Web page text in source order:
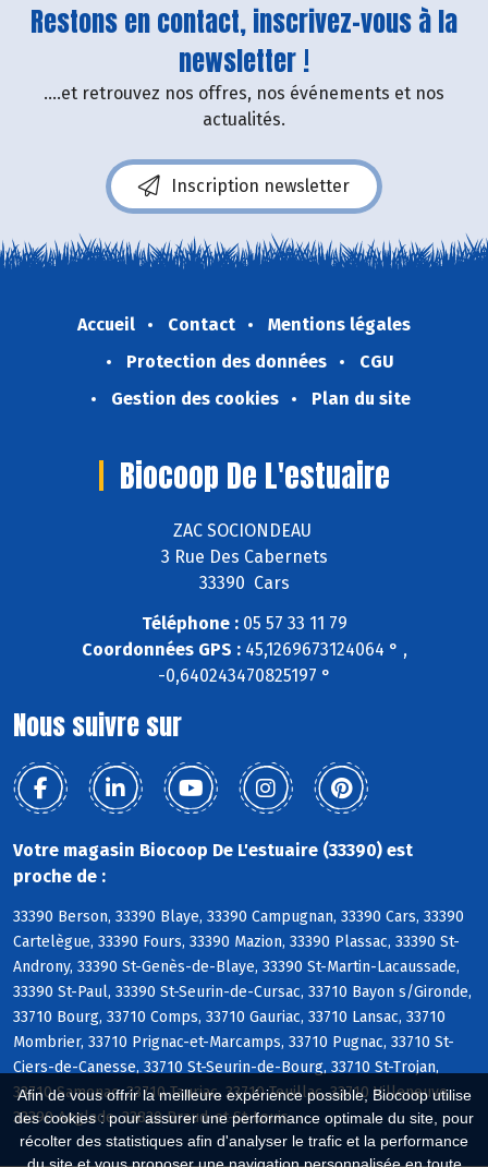
Afin de vous offrir la meilleure expérience possible, Biocoop utilise
des cookies : pour assurer une performance optimale du site, pour
récolter des statistiques afin d'analyser le trafic et la performance
Restons en contact, inscrivez-vous à la
newsletter !
....et retrouvez nos offres, nos événements et nos
actualités.
Inscription newsletter
Accueil Contact
Mentions légales
Protection des données
CGU
Gestion des cookies
Plan du site
Biocoop De L'estuaire
ZAC SOCIONDEAU
3 Rue Des Cabernets
33390 Cars
Téléphone :05 57 33 11 79
Coordonnées GPS :45,1269673124064 ° ,
-0,640243470825197 °
Nous suivre sur
Votre magasin Biocoop De L'estuaire (33390) est
proche de :
33390 Berson, 33390 Blaye, 33390 Campugnan, 33390 Cars, 33390
Cartelègue, 33390 Fours, 33390 Mazion, 33390 Plassac, 33390 St-
Androny, 33390 St-Genès-de-Blaye, 33390 St-Martin-Lacaussade,
33390 St-Paul, 33390 St-Seurin-de-Cursac, 33710 Bayon s/Gironde,
33710 Bourg, 33710 Comps, 33710 Gauriac, 33710 Lansac, 33710
Mombrier, 33710 Prignac-et-Marcamps, 33710 Pugnac, 33710 St-
Ciers-de-Canesse, 33710 St-Seurin-de-Bourg, 33710 St-Trojan,
33710 Samonac, 33710 Tauriac, 33710 Teuillac, 33710 Villeneuve,
33390 Anglade, 33820 Braud-et-St-Louis